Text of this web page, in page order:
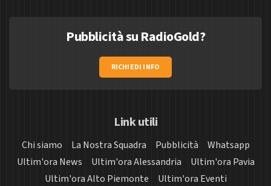
Pubblicità su RadioGold?
RICHIEDI INFO
Link utili
Chi siamo La Nostra Squadra Pubblicità
Whatsapp
Ultim'ora News
Ultim'ora Alessandria
Ultim'ora Pavia
Ultim'ora Alto Piemonte
Ultim'ora Eventi